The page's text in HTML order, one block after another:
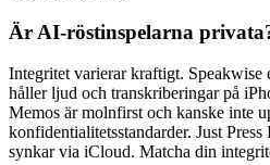
Är AI-röstinspelarna
Integritet varierar kraftigt. Speakwise
håller ljud och transkriberingar på
Memos är molnfirst och kanske inte
konfidentialitetsstandarder. Just
synkar via iCloud. Matcha din